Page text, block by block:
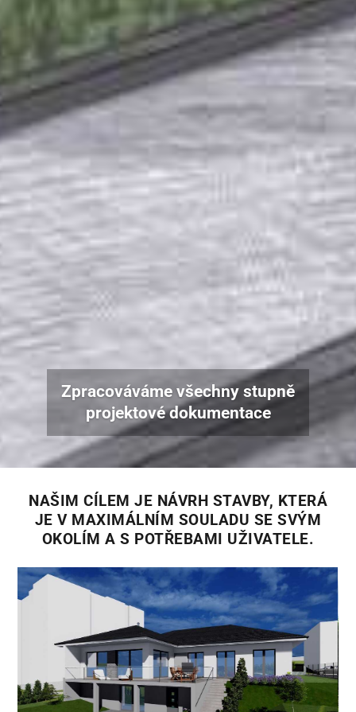
Zpracováváme všechny stupně
projektové dokumentace
NAŠIM CÍLEM JE NÁVRH STAVBY, KTERÁ
JE V MAXIMÁLNÍM SOULADU SE SVÝM
OKOLÍM A S POTŘEBAMI UŽIVATELE.